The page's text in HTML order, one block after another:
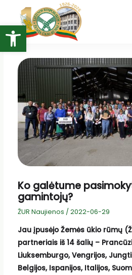
Open toolbar
turinio
Ko galėtume
gamintojų?
ŽUR Naujienos / 2022-06-29
Jau įpusėjo Žemės ūkio rūmų
partneriais iš 14 šalių –
Liuksemburgo, Vengrijos,
Belgijos, Ispanijos, Italijos,